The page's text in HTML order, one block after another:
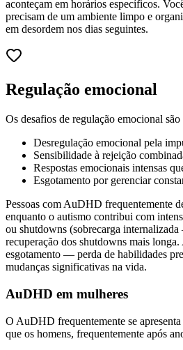
aconteçam em horários específicos.
precisam de um ambiente limpo e
em desordem nos dias seguintes.
Regulação emocional
Os desafios de regulação emocional
Desregulação emocional pela
Sensibilidade à rejeição
Respostas emocionais intensas
Esgotamento por gerenciar
Pessoas com AuDHD frequentemente
enquanto o autismo contribui com
ou shutdowns (sobrecarga
recuperação dos shutdowns mais
esgotamento — perda de habilidades
mudanças significativas na vida.
AuDHD em mulheres
O AuDHD frequentemente se
que os homens, frequentemente após